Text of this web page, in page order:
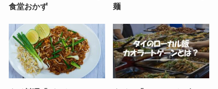
食堂おかず
麺